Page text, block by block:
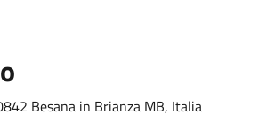
Besana in Brianza MB, Italia